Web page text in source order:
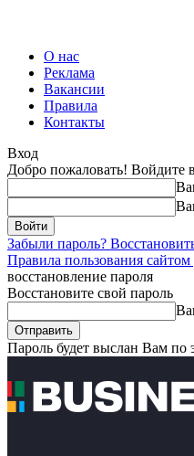
О нас
Реклама
Вакансии
Правила
Контакты
Вход
Добро пожаловать! Войдите
Забыли пароль?
Правила пользования сайтом
восстановление пароля
Восстановите свой пароль
Пароль будет выслан Вам по